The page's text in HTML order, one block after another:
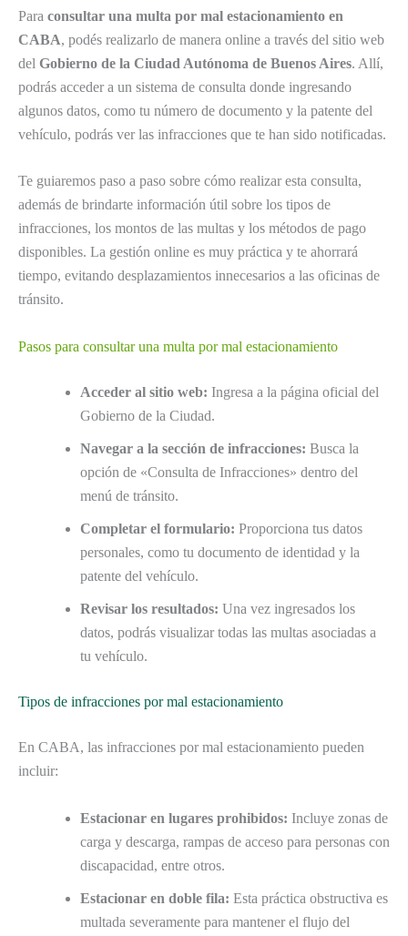
Para consultar una multa por mal estacionamiento en
CABA, podés realizarlo de manera online a través del sitio web
del Gobierno de la Ciudad Autónoma de Buenos Aires. Allí,
podrás acceder a un sistema de consulta donde ingresando
algunos datos, como tu número de documento y la patente del
vehículo, podrás ver las infracciones que te han sido notificadas.
Te guiaremos paso a paso sobre cómo realizar esta consulta,
además de brindarte información útil sobre los tipos de
infracciones, los montos de las multas y los métodos de pago
disponibles. La gestión online es muy práctica y te ahorrará
tiempo, evitando desplazamientos innecesarios a las oficinas de
tránsito.
Pasos para consultar una multa por mal estacionamiento
Acceder al sitio web: Ingresa a la página oficial del
Gobierno de la Ciudad.
Navegar a la sección de infracciones: Busca la
opción de «Consulta de Infracciones» dentro del
menú de tránsito.
Completar el formulario: Proporciona tus datos
personales, como tu documento de identidad y la
patente del vehículo.
Revisar los resultados: Una vez ingresados los
datos, podrás visualizar todas las multas asociadas a
tu vehículo.
Tipos de infracciones por mal estacionamiento
En CABA, las infracciones por mal estacionamiento pueden
incluir:
Estacionar en lugares prohibidos: Incluye zonas de
carga y descarga, rampas de acceso para personas con
discapacidad, entre otros.
Estacionar en doble fila: Esta práctica obstructiva es
multada severamente para mantener el flujo del